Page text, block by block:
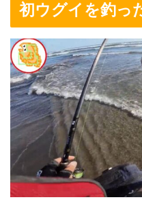
初ウグイを釣っ